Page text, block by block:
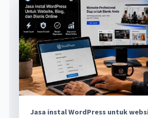
Jasa instal WordPress untuk